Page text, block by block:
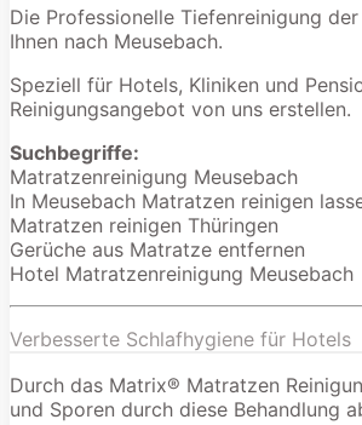
Die Professionelle Tiefenreinigung
Ihnen nach Meusebach.
Speziell für Hotels, Kliniken und
Reinigungsangebot von uns erstellen.
Suchbegriffe:
Matratzenreinigung Meusebach
In Meusebach Matratzen reinigen
Matratzen reinigen Thüringen
Gerüche aus Matratze entfernen
Hotel Matratzenreinigung Meusebach
Verbesserte Schlafhygiene für Hotels
Durch das Matrix® Matratzen
und Sporen durch diese Behandlung